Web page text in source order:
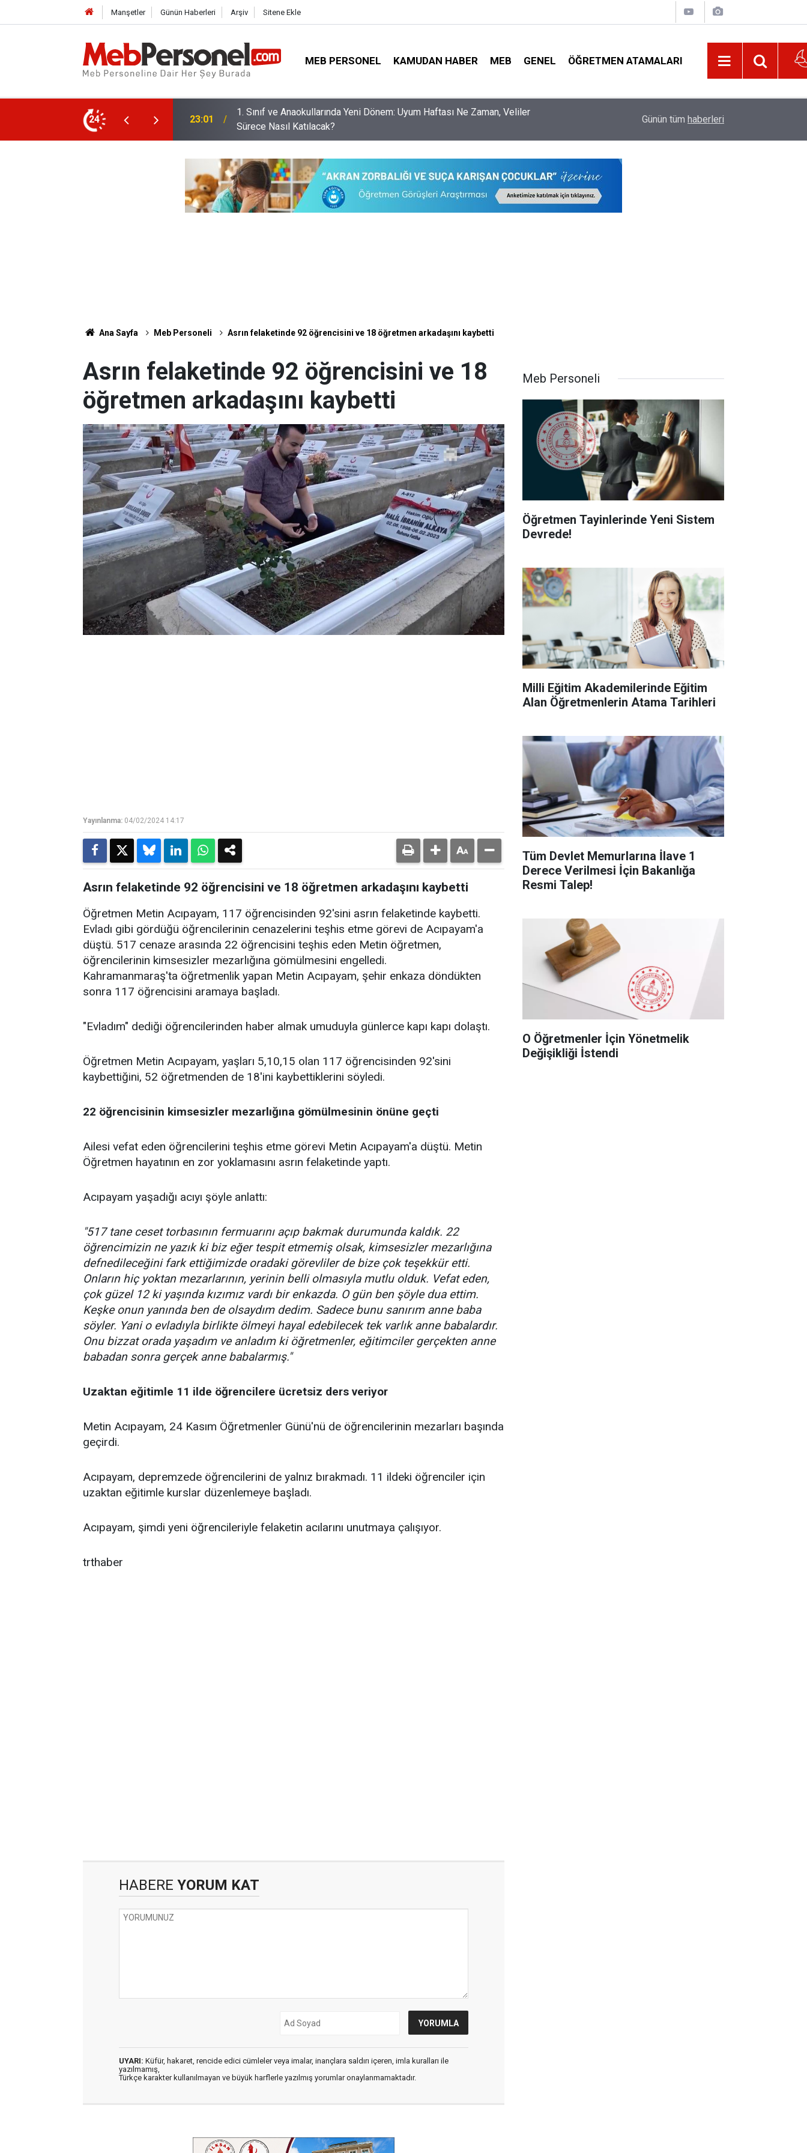
Manşetler Günün Haberleri Arşiv Sitene Ekle
MEB PERSONEL KAMUDAN HABER MEB GENEL ÖĞRETMEN ATAMALARI
24
Uyum Haftası Ne Zaman, Veliler
22:32 Öğretmenleri Norm Fazlası Resen Atamadan Kurtaracak Dilekçe Veliyi Taciz Ettiği İddia Edilen Okul Müdürüne
Günün tüm haberleri
Ana Sayfa Meb Personeli Asrın felaketinde 92 öğrencisini ve 18 öğretmen arkadaşını kaybetti
Asrın felaketinde 92 öğrencisini ve 18
öğretmen arkadaşını kaybetti
Yayınlanma: 04/02/2024 14:17
Asrın felaketinde 92 öğrencisini ve 18 öğretmen arkadaşını kaybetti
Öğretmen Metin Acıpayam, 117 öğrencisinden 92'sini asrın felaketinde kaybetti.
Evladı gibi gördüğü öğrencilerinin cenazelerini teşhis etme görevi de Acıpayam'a
düştü. 517 cenaze arasında 22 öğrencisini teşhis eden Metin öğretmen,
öğrencilerinin kimsesizler mezarlığına gömülmesini engelledi.
Kahramanmaraş'ta öğretmenlik yapan Metin Acıpayam, şehir enkaza döndükten
sonra 117 öğrencisini aramaya başladı.
"Evladım" dediği öğrencilerinden haber almak umuduyla günlerce kapı kapı dolaştı.
Öğretmen Metin Acıpayam, yaşları 5,10,15 olan 117 öğrencisinden 92'sini
kaybettiğini, 52 öğretmenden de 18'ini kaybettiklerini söyledi.
22 öğrencisinin kimsesizler mezarlığına gömülmesinin önüne geçti
Ailesi vefat eden öğrencilerini teşhis etme görevi Metin Acıpayam'a düştü. Metin
Öğretmen hayatının en zor yoklamasını asrın felaketinde yaptı.
Acıpayam yaşadığı acıyı şöyle anlattı:
"517 tane ceset torbasının fermuarını açıp bakmak durumunda kaldık. 22
öğrencimizin ne yazık ki biz eğer tespit etmemiş olsak, kimsesizler mezarlığına
defnedileceğini fark ettiğimizde oradaki görevliler de bize çok teşekkür etti.
Onların hiç yoktan mezarlarının, yerinin belli olmasıyla mutlu olduk. Vefat eden,
çok güzel 12 ki yaşında kızımız vardı bir enkazda. O gün ben şöyle dua ettim.
Keşke onun yanında ben de olsaydım dedim. Sadece bunu sanırım anne baba
söyler. Yani o evladıyla birlikte ölmeyi hayal edebilecek tek varlık anne babalardır.
Onu bizzat orada yaşadım ve anladım ki öğretmenler, eğitimciler gerçekten anne
babadan sonra gerçek anne babalarmış."
Uzaktan eğitimle 11 ilde öğrencilere ücretsiz ders veriyor
Metin Acıpayam, 24 Kasım Öğretmenler Günü'nü de öğrencilerinin mezarları başında
geçirdi.
Acıpayam, depremzede öğrencilerini de yalnız bırakmadı. 11 ildeki öğrenciler için
uzaktan eğitimle kurslar düzenlemeye başladı.
Acıpayam, şimdi yeni öğrencileriyle felaketin acılarını unutmaya çalışıyor.
trthaber
HABERE YORUM KAT
UYARI: Küfür, hakaret, rencide edici cümleler veya imalar, inançlara saldırı içeren, imla kuralları ile
yazılmamış,
Türkçe karakter kullanılmayan ve büyük harflerle yazılmış yorumlar onaylanmamaktadır.
Meb Personeli
Öğretmen Tayinlerinde Yeni Sistem
Devrede!
Milli Eğitim Akademilerinde Eğitim
Alan Öğretmenlerin Atama Tarihleri
Tüm Devlet Memurlarına İlave 1
Derece Verilmesi İçin Bakanlığa
Resmi Talep!
O Öğretmenler İçin Yönetmelik
Değişikliği İstendi